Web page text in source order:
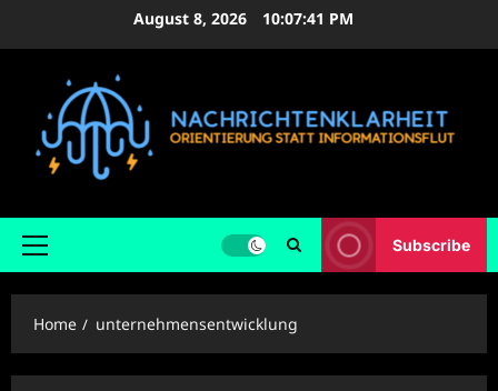
August 8, 2026 10:07:42 PM
Primary
Subscribe
Home unternehmensentwicklung